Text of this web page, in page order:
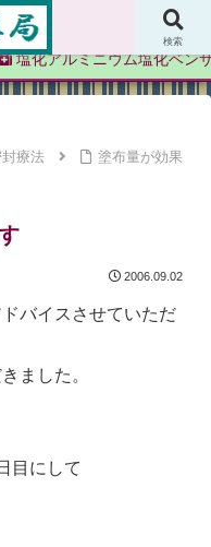
塩化アルミニウム塩化ベン
封療法
塗布量が効果
2006.09.02
バイスさせていただ
ました。
目にして
検索